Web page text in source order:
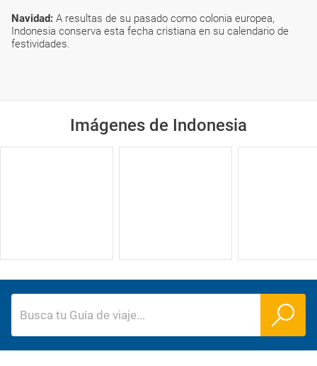
Navidad: A resultas de su pasado como colonia europea,
Indonesia conserva esta fecha cristiana en su calendario de
festividades.
Imágenes de Indonesia
Busca tu Guía de viaje...